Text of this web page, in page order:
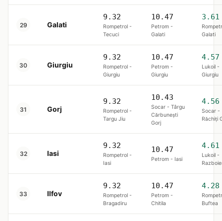
29 Galati
9.32
Rompetrol -
Tecuci
10.47
Petrom -
Galati
3.61
Galati
30 Giurgiu
9.32
Rompetrol -
Giurgiu
10.47
Petrom -
Giurgiu
4.57
Lukoil -
Giurgiu
31 Gorj
9.32
Rompetrol -
Targu Jiu
10.43
Socar - Târgu
Cărbunești
Gorj
4.56
Socar -
Răchiți
32 Iasi
9.32
Rompetrol -
Iasi
10.47
Petrom - Iasi
4.61
Lukoil -
33 Ilfov
9.32
Rompetrol -
Bragadiru
10.47
Petrom -
Chitila
4.28
Buftea